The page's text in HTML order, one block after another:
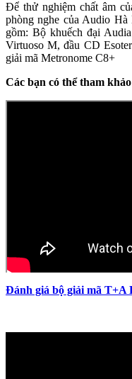
Để thử nghiệm chất âm
phòng nghe của Audio
gồm: Bộ khuếch đại
Virtuoso M, đầu CD
giải mã Metronome C8+
Các bạn có thể tham
Đánh giá bộ giải mã T+A